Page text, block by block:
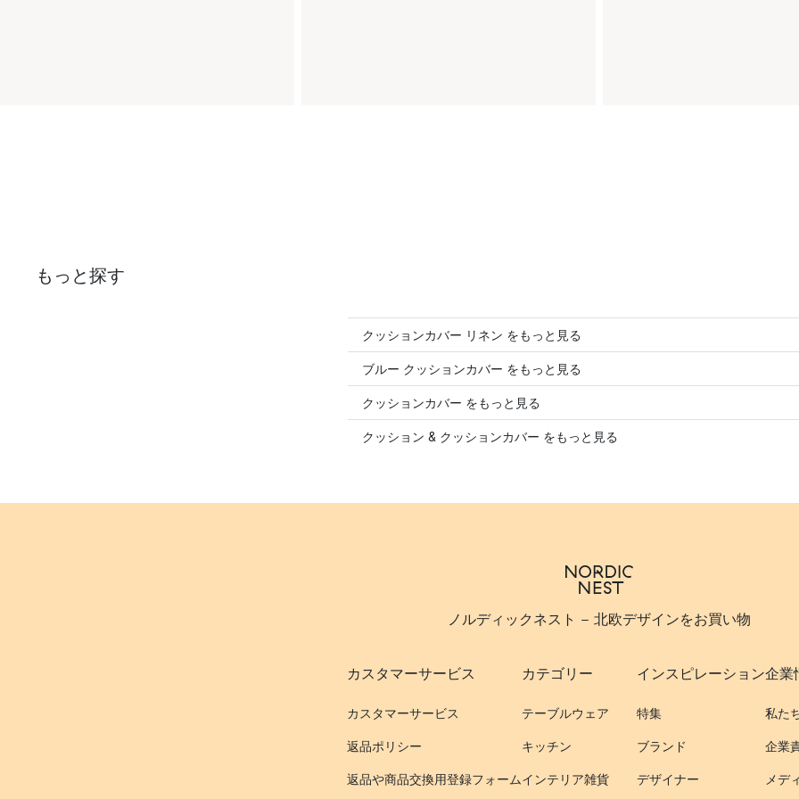
もっと探す
クッションカバー リネン をもっと見る
ブルー クッションカバー をもっと見る
クッションカバー をもっと見る
クッション & クッションカバー をもっと見る
ノルディックネスト - 北欧デザインをお買い物
カスタマーサービス
カスタマーサービス
返品ポリシー
返品や商品交換用登録フォーム
カテゴリー
テーブルウェア
キッチン
インテリア雑貨
インスピレーション
特集
ブランド
デザイナー
企業
私た
企業
メデ